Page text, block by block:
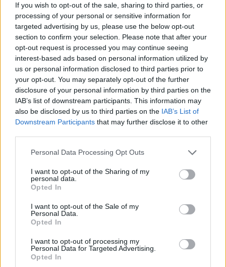
If you wish to opt-out of the sale, sharing to third parties, or
processing of your personal or sensitive information for
targeted advertising by us, please use the below opt-out
section to confirm your selection. Please note that after your
opt-out request is processed you may continue seeing
interest-based ads based on personal information utilized by
us or personal information disclosed to third parties prior to
your opt-out. You may separately opt-out of the further
disclosure of your personal information by third parties on the
IAB’s list of downstream participants. This information may
also be disclosed by us to third parties on the IAB’s List of
Downstream Participants that may further disclose it to other
Personal Data Processing Opt Outs
I want to opt-out of the Sharing of my
personal data.
Opted In
I want to opt-out of the Sale of my
Personal Data.
Opted In
I want to opt-out of processing my
Personal Data for Targeted Advertising.
Opted In